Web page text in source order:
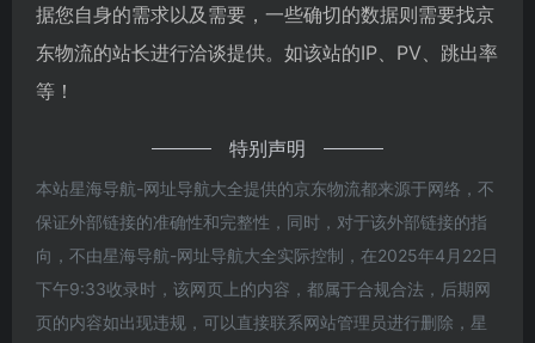
据您自身的需求以及需要，一些确切的数据则需要找京
东物流的站长进行洽谈提供。如该站的IP、PV、跳出率
等！
特别声明
本站星海导航-网址导航大全提供的京东物流都来源于网络，不
保证外部链接的准确性和完整性，同时，对于该外部链接的指
向，不由星海导航-网址导航大全实际控制，在2025年4月22日
下午9:33收录时，该网页上的内容，都属于合规合法，后期网
页的内容如出现违规，可以直接联系网站管理员进行删除，星